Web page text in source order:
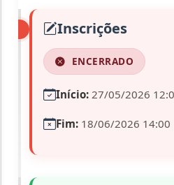
Inscrições
ENCERRADO
Início: 27/05/2026
Fim: 18/06/2026 14:00